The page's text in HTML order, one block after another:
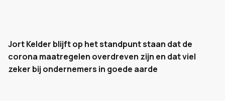
Jort Kelder blijft op het standpunt staan dat de
corona maatregelen overdreven zijn en dat viel
zeker bij ondernemers in goede aarde